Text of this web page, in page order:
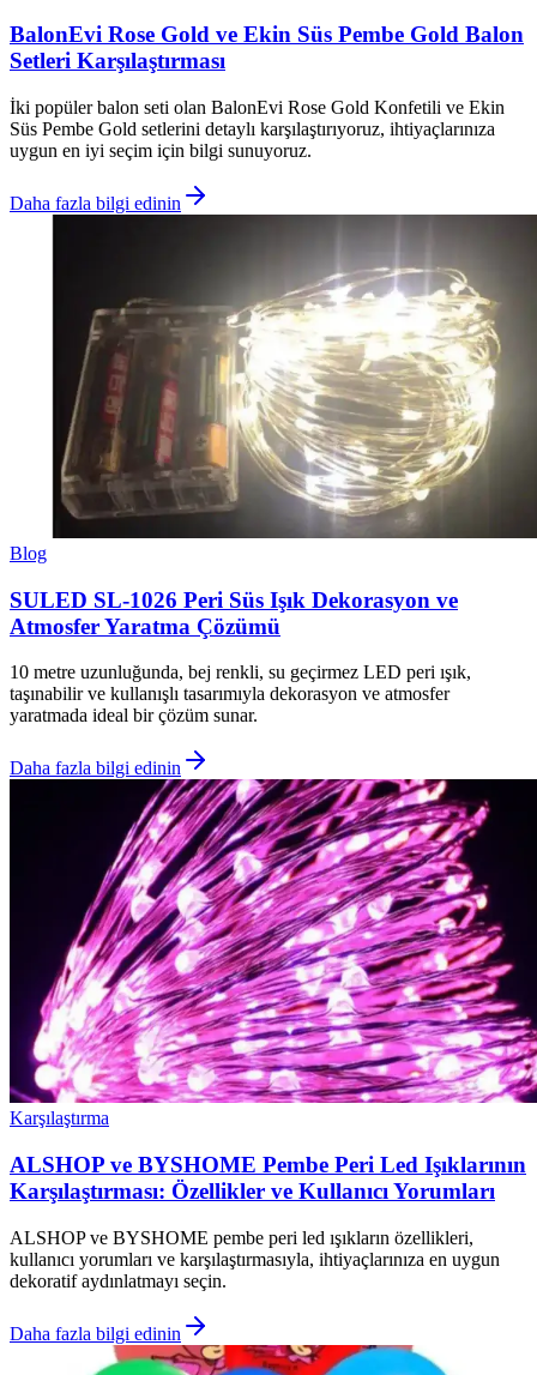
BalonEvi Rose Gold ve Ekin Süs Pembe Gold Balon
Setleri Karşılaştırması
İki popüler balon seti olan BalonEvi Rose Gold Konfetili ve Ekin
Süs Pembe Gold setlerini detaylı karşılaştırıyoruz, ihtiyaçlarınıza
uygun en iyi seçim için bilgi sunuyoruz.
Daha fazla bilgi edinin
Blog
SULED SL-1026 Peri Süs Işık Dekorasyon ve
Atmosfer Yaratma Çözümü
10 metre uzunluğunda, bej renkli, su geçirmez LED peri ışık,
taşınabilir ve kullanışlı tasarımıyla dekorasyon ve atmosfer
yaratmada ideal bir çözüm sunar.
Daha fazla bilgi edinin
Karşılaştırma
ALSHOP ve BYSHOME Pembe Peri Led Işıklarının
Karşılaştırması: Özellikler ve Kullanıcı Yorumları
ALSHOP ve BYSHOME pembe peri led ışıkların özellikleri,
kullanıcı yorumları ve karşılaştırmasıyla, ihtiyaçlarınıza en uygun
dekoratif aydınlatmayı seçin.
Daha fazla bilgi edinin